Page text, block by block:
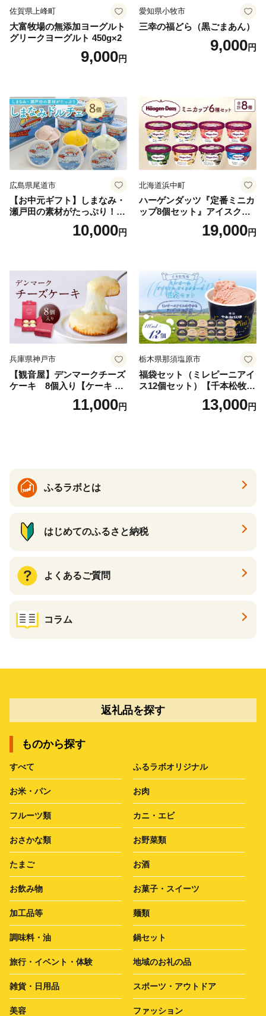
佐賀県上峰町
大富牧場の無添加ヨーグルト
グリークヨーグルト 450g×2
9,000円
愛知県小牧市
三幸の福どら（黒ごまあん）
9,000円
広島県尾道市
【お中元ギフト】しまなみ・
瀬戸田の素材がたっぷり！ジ
10,000円
北海道浜中町
ハーゲンダッツ『定番ミニカ
ップ8個セット』アイスクリ
ーム アイス スイーツ デザー
19,000円
兵庫県神戸市
【観音屋】デンマークチーズ
ケーキ 8個入り【ケーキ チ
ーズケーキ 人気スイーツ お
すすめスイーツ 神戸スイー
11,000円
栃木県那須塩原市
福袋セット（ミレピーニアイ
ス12個セット）【千本松牧
場】 ns025-014-12 【デザー
ト 詰め合わせ ギフト】
13,000円
ふるラボとは
はじめてのふるさと納税
よくあるご質問
コラム
返礼品を探す
ものから探す
すべて ふるラボオリジナル
お米・パン お肉
フルーツ類 カニ・エビ
おさかな類 お野菜類
たまご お酒
お飲み物 お菓子・スイーツ
加工品等 麺類
調味料・油 鍋セット
旅行・イベント・体験 地域のお礼の品
雑貨・日用品 スポーツ・アウトドア
美容 ファッション